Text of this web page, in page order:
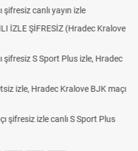
Hradec Kralove - Beşiktaş
Hradec Kralove Beşiktaş
Trivela Nedir? Trivela Vuruşu
Plonjon Nedir? Kalecilikte